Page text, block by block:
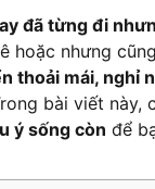
đã từng đi
hoặc nhưng
thoải mái, nghỉ
bài viết này,
ý sống còn để